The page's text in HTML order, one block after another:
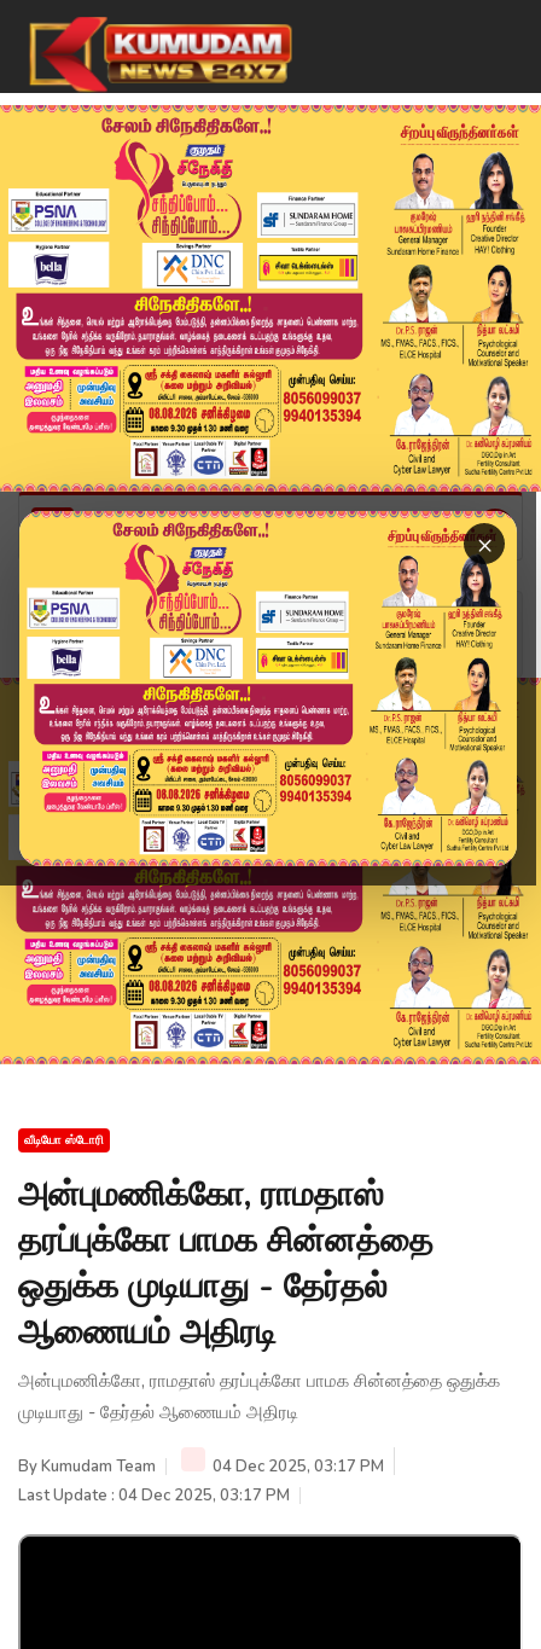
×
Home
வீடியோ ஸ்டோரி
அன்புமணிக்கோ, ராமதாஸ் தரப்புக்கோ பாமக சின்னத்தை...
வீடியோ ஸ்டோரி
அன்புமணிக்கோ, ராமதாஸ்
தரப்புக்கோ பாமக சின்னத்தை
ஒதுக்க முடியாது - தேர்தல்
ஆணையம் அதிரடி
அன்புமணிக்கோ, ராமதாஸ் தரப்புக்கோ பாமக சின்னத்தை ஒதுக்க
முடியாது - தேர்தல் ஆணையம் அதிரடி
ByKumudam Team
04 Dec 2025, 03:17 PM
Last Update : 04 Dec 2025, 03:17 PM